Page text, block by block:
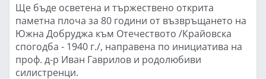
Ще бъде осветена и тържествено открита
паметна плоча за 80 години от възвръщането на
Южна Добруджа към Отечеството /Крайовска
спогодба - 1940 г./, направена по инициатива на
проф. д-р Иван Гаврилов и родолюбиви
силистренци.